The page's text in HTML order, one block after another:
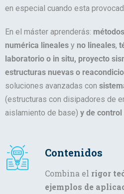
en especial cuando esta
En el máster aprenderás:
numérica lineales y no lineales,
laboratorio o in situ, proyecto
estructuras nuevas o
soluciones avanzadas con
(estructuras con disipadores de
aislamiento de base) y de control
Contenidos
Combina el rigor
ejemplos de